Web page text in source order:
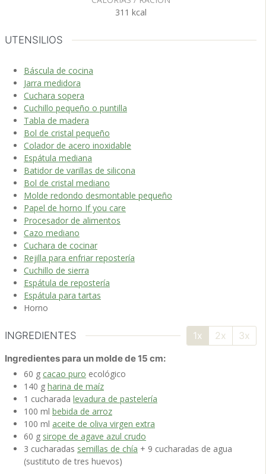
311 kcal
UTENSILIOS
Báscula de cocina
Jarra medidora
Cuchara sopera
Cuchillo pequeño o puntilla
Tabla de madera
Bol de cristal pequeño
Colador de acero inoxidable
Espátula mediana
Batidor de varillas de silicona
Bol de cristal mediano
Molde redondo desmontable pequeño
Papel de horno If you care
Procesador de alimentos
Cazo mediano
Cuchara de cocinar
Rejilla para enfriar repostería
Cuchillo de sierra
Espátula de repostería
Espátula para tartas
Horno
INGREDIENTES 1x 2x 3x
Ingredientes para un molde de 15 cm:
60 g cacao puro ecológico
140 g harina de maíz
1 cucharada levadura de pastelería
100 ml bebida de arroz
100 ml aceite de oliva virgen extra
60 g sirope de agave azul crudo
3 cucharadas semillas de chía + 9 cucharadas de agua
(sustituto de tres huevos)